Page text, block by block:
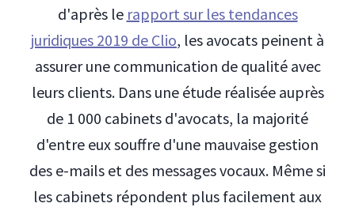
d'après le rapport sur les tendances
juridiques 2019 de Clio, les avocats peinent à
assurer une communication de qualité avec
leurs clients. Dans une étude réalisée auprès
de 1 000 cabinets d'avocats, la majorité
d'entre eux souffre d'une mauvaise gestion
des e-mails et des messages vocaux. Même si
les cabinets répondent plus facilement aux